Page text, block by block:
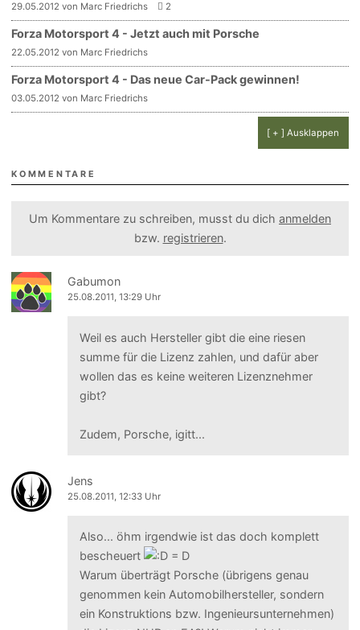
29.05.2012 von Marc Friedrichs 2
Forza Motorsport 4 - Jetzt auch mit Porsche
22.05.2012 von Marc Friedrichs
Forza Motorsport 4 - Das neue Car-Pack gewinnen!
03.05.2012 von Marc Friedrichs
[ + ] Ausklappen
KOMMENTARE
Um Kommentare zu schreiben, musst du dich anmelden
bzw. registrieren.
Gabumon
25.08.2011, 13:29 Uhr
Weil es auch Hersteller gibt die eine riesen
summe für die Lizenz zahlen, und dafür aber
wollen das es keine weiteren Lizenznehmer
gibt?
Zudem, Porsche, igitt...
Jens
25.08.2011, 12:33 Uhr
Also... öhm irgendwie ist das doch komplett
bescheuert
Warum überträgt Porsche (übrigens genau
genommen kein Automobilhersteller, sondern
ein Konstruktions bzw. Ingenieursunternehmen)